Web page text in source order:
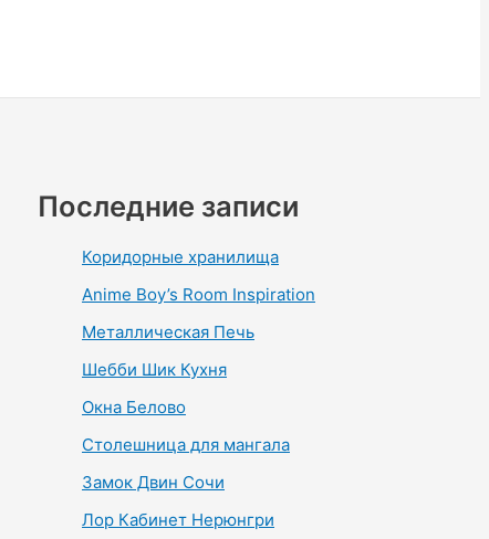
Последние записи
Коридорные хранилища
Anime Boy’s Room Inspiration
Металлическая Печь
Шебби Шик Кухня
Окна Белово
Столешница для мангала
Замок Двин Сочи
Лор Кабинет Нерюнгри